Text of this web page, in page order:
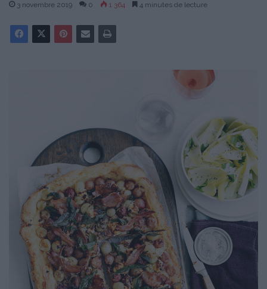
3 novembre 2019 0 1 364 4 minutes de lecture